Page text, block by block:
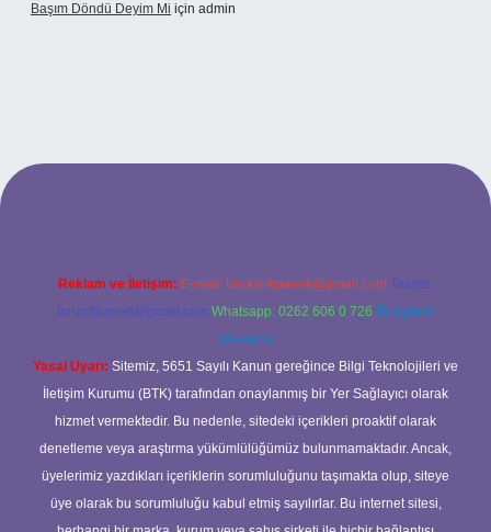
Başım Döndü Deyim Mi için admin
Reklam ve İletişim: E-mail: backlinkpaneli@gmail.com Teams:
forumhizmeti@gmail.com Whatsapp: 0262 606 0 726 Telegram:
@karabul
Yasal Uyarı: Sitemiz, 5651 Sayılı Kanun gereğince Bilgi Teknolojileri ve
İletişim Kurumu (BTK) tarafından onaylanmış bir Yer Sağlayıcı olarak
hizmet vermektedir. Bu nedenle, sitedeki içerikleri proaktif olarak
denetleme veya araştırma yükümlülüğümüz bulunmamaktadır. Ancak,
üyelerimiz yazdıkları içeriklerin sorumluluğunu taşımakta olup, siteye
üye olarak bu sorumluluğu kabul etmiş sayılırlar. Bu internet sitesi,